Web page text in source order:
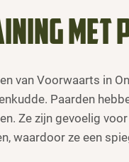
met
van Voorwaarts in
Paarden
Ze zijn gevoelig
waardoor ze een